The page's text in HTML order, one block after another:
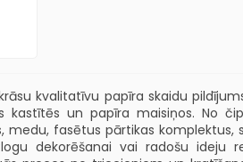
kvalitatīvu papīra skaidu
kastītēs un papīra maisiņos. No
medu, fasētus pārtikas komplektus,
dekorēšanai vai radošu ideju